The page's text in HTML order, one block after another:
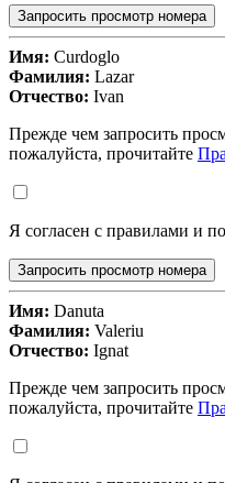
Запросить просмотр номера
Имя: Curdoglo
Фамилия: Lazar
Отчество: Ivan
Прежде чем запросить
пожалуйста, прочитайте
Я согласен с правилами и
Запросить просмотр номера
Имя: Danuta
Фамилия: Valeriu
Отчество: Ignat
Прежде чем запросить
пожалуйста, прочитайте